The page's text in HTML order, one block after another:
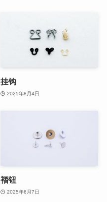
挂钩
2025年8月4日
褶钮
2025年6月7日